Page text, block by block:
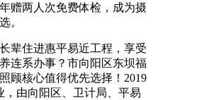
赠两人次免费体检，成为摄
。
住进惠平易近工程，享受
连系办事？市向阳区东坝福
顾核心值得优先选择！2019
，由向阳区、卫计局、平易